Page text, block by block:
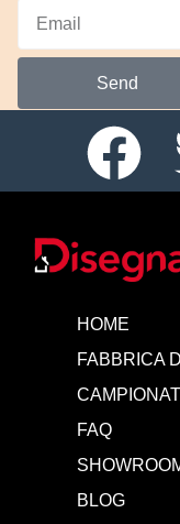
Send
HOME
FABBRICA
FAQ
BLOG